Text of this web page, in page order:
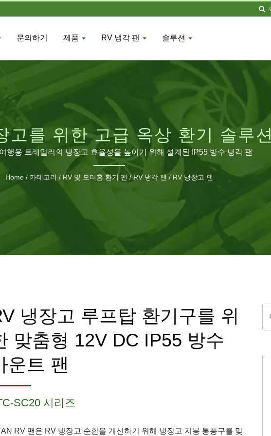
문의하기 제품 RV 냉각 팬 솔루션
고를 위한 고급 옥상 환기 솔루션
행용 트레일러의 냉장고 효율성을 높이기 위해 설계된 IP55 방수 냉각 팬
Home / 카테고리 / RV 및 모터홈 환기 팬 / RV 냉각 팬 / RV 냉장고 팬
냉장고 루프탑 환기구를 위
맞춤형 12V DC IP55 방수
운트 팬
SC20 시리즈
RV 팬은 RV 냉장고 순환을 개선하기 위해 냉장고 지붕 통풍구를 맞